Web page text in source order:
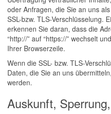
oder Anfragen, die Sie an uns
SSL-bzw. TLS-Verschlüsselung.
erkennen Sie daran, dass die
“http://” auf “https://” wechselt
Ihrer Browserzeile.
Wenn die SSL- bzw. TLS-
Daten, die Sie an uns
werden.
Auskunft,